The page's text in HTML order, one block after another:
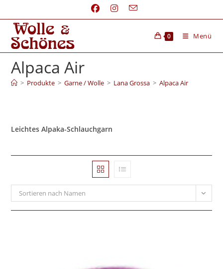
0 Menü
Alpaca Air
> Produkte > Garne / Wolle > Lana Grossa > Alpaca Air
Leichtes Alpaka-Schlauchgarn
Sortieren nach Namen